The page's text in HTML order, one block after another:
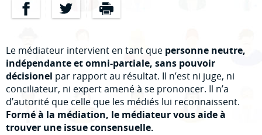
Partager sur Facebook
Partager sur Twitter
Le médiateur intervient en tant que personne neutre,
indépendante et omni-partiale, sans pouvoir
décisionel par rapport au résultat. Il n’est ni juge, ni
conciliateur, ni expert amené à se prononcer. Il n’a
d’autorité que celle que les médiés lui reconnaissent.
Formé à la médiation, le médiateur vous aide à
trouver une issue consensuelle.